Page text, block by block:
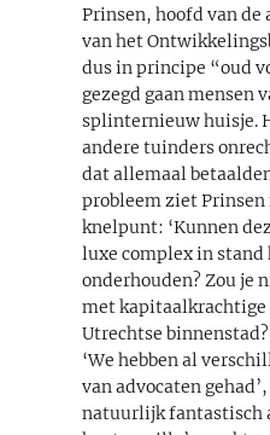
Prinsen, hoofd van
van het
dus in principe “oud
gezegd gaan mensen
splinternieuw huisje.
andere tuinders
dat allemaal
probleem ziet Prinsen
knelpunt: ‘Kunnen
luxe complex in stand
onderhouden? Zou je
met kapitaalkrachtige
Utrechtse
‘We hebben al
van advocaten
natuurlijk fantastisch